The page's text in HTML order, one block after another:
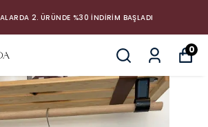
2. ÜRÜNDE %30 İNDİRİM BAŞLADI
0